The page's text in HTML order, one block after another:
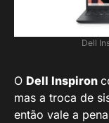
Dell
O Dell Inspiron
mas a troca de
então vale a